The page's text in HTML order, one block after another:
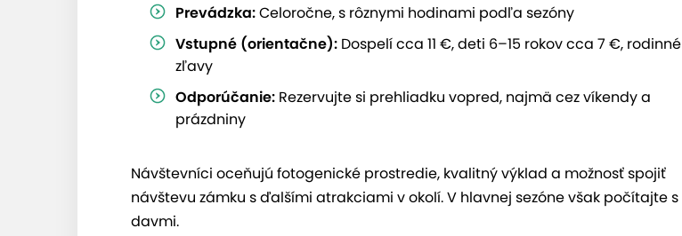
Prevádzka:Celoročne, s rôznymi hodinami podľa sezóny
Vstupné (orientačne): Dospelí cca 11 €, deti 6–15 rokov cca 7 €, rodinné
zľavy
Odporúčanie: Rezervujte si prehliadku vopred, najmä cez víkendy a
prázdniny
Návštevníci oceňujú fotogenické prostredie, kvalitný výklad a možnosť spojiť
návštevu zámku s ďalšími atrakciami v okolí. V hlavnej sezóne však počítajte s
davmi.